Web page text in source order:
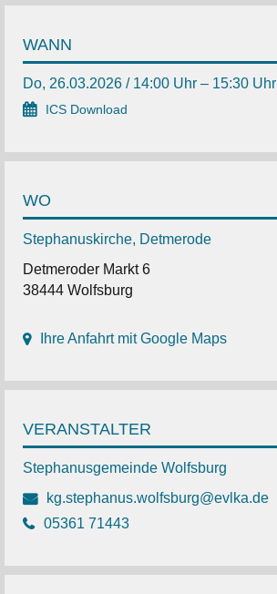
WANN
Do, 26.03.2026 / 14:00 Uhr – 15:30 Uhr
ICS Download
WO
Stephanuskirche, Detmerode
Detmeroder Markt 6
38444 Wolfsburg
Ihre Anfahrt mit Google Maps
VERANSTALTER
Stephanusgemeinde Wolfsburg
kg.stephanus.wolfsburg@evlka.de
05361 71443